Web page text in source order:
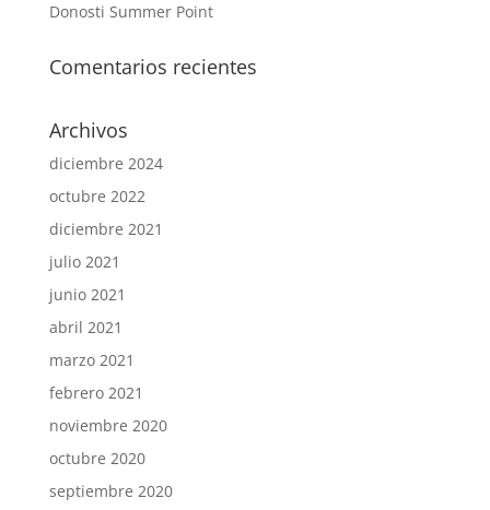
Donosti Summer Point
Comentarios recientes
Archivos
diciembre 2024
octubre 2022
diciembre 2021
julio 2021
junio 2021
abril 2021
marzo 2021
febrero 2021
noviembre 2020
octubre 2020
septiembre 2020